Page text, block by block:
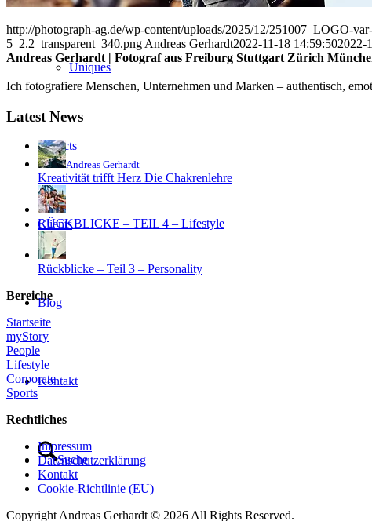
Uniques
Projects
Clients
Blog
Kontakt
Suche
http://photograph-ag.de/wp-content/uploads/2025/12/251007_LOGO-
5_2.2_transparent_340.png Andreas Gerhardt2022-11-18 14:59:502022-
Andreas Gerhardt | Fotograf aus Freiburg Stuttgart Zürich
Ich fotografiere Menschen, Unternehmen und Marken – authentisch,
Latest News
Andreas Gerhardt
Kreativität trifft Herz Die Chakrenlehre
RÜCKBLICKE – TEIL 4 – Lifestyle
Rückblicke – Teil 3 – Personality
Bereiche
Startseite
myStory
People
Lifestyle
Corporate
Sports
Rechtliches
Impressum
Datenschutzerklärung
Kontakt
Cookie-Richtlinie (EU)
Copyright Andreas Gerhardt © 2026 All Rights Reserved.